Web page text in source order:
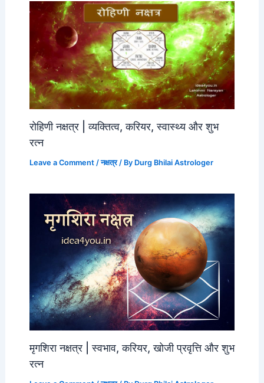
रोहिणी नक्षत्र | व्यक्तित्व, करियर, स्वास्थ्य और शुभ
रत्न
Leave a Comment /नक्षत्र/ By Durg Bhilai Astrologer
मृगशिरा नक्षत्र | स्वभाव, करियर, खोजी प्रवृत्ति और शुभ
रत्न